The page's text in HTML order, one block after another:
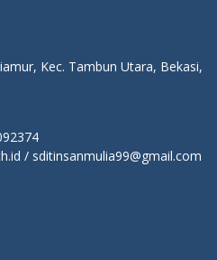
Kec. Tambun Utara, Bekasi,
/ sditinsanmulia99@gmail.com